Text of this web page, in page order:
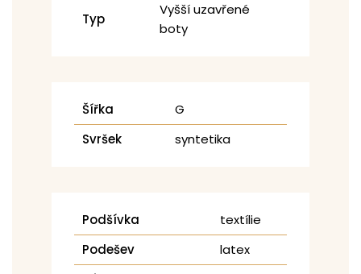
Typ
Vyšší uzavřené
boty
Šířka
G
Svršek
syntetika
Podšívka
textílie
Podešev
latex